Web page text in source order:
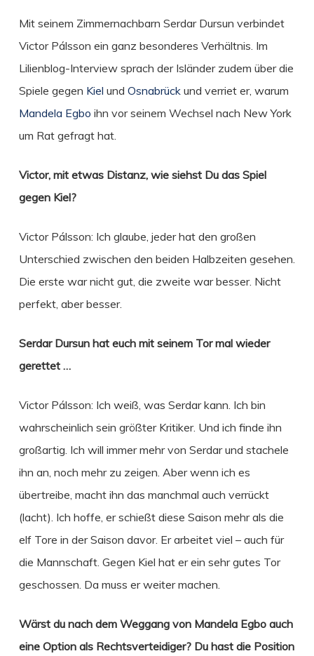
Mit seinem Zimmernachbarn Serdar Dursun verbindet
Victor Pálsson ein ganz besonderes Verhältnis. Im
Lilienblog-Interview sprach der Isländer zudem über die
Spiele gegen Kiel und Osnabrückund verriet er, warum
Mandela Egbo ihn vor seinem Wechsel nach New York
um Rat gefragt hat.
Victor, mit etwas Distanz, wie siehst Du das Spiel
gegen Kiel?
Victor Pálsson: Ich glaube, jeder hat den großen
Unterschied zwischen den beiden Halbzeiten gesehen.
Die erste war nicht gut, die zweite war besser. Nicht
perfekt, aber besser.
Serdar Dursun hat euch mit seinem Tor mal wieder
gerettet …
Victor Pálsson: Ich weiß, was Serdar kann. Ich bin
wahrscheinlich sein größter Kritiker. Und ich finde ihn
großartig. Ich will immer mehr von Serdar und stachele
ihn an, noch mehr zu zeigen. Aber wenn ich es
übertreibe, macht ihn das manchmal auch verrückt
(lacht). Ich hoffe, er schießt diese Saison mehr als die
elf Tore in der Saison davor. Er arbeitet viel – auch für
die Mannschaft. Gegen Kiel hat er ein sehr gutes Tor
geschossen. Da muss er weiter machen.
Wärst du nach dem Weggang von Mandela Egbo auch
eine Option als Rechtsverteidiger? Du hast die Position